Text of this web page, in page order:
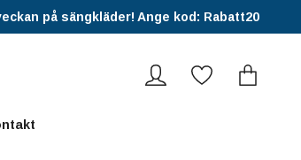
på sängkläder! Ange kod: Rabatt20